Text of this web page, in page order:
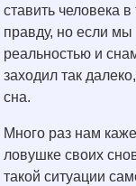
ставить человека
правду, но если
реальностью и
заходил так
сна.
Много раз нам
ловушке своих
такой ситуации